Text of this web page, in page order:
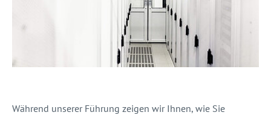
Während unserer Führung zeigen wir Ihnen, wie Sie